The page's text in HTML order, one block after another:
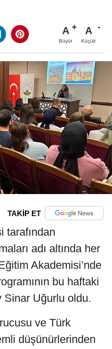
A
Büyüt
A
Küçült
TAKİP ET
tarafından
adı altında her
Akademisi’nde
bu haftaki
Sinar Uğurlu oldu.
ve Türk
düşünürlerinden